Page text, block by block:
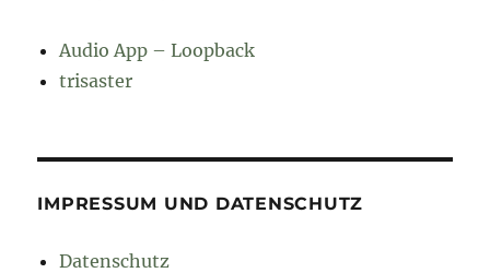
Audio App – Loopback
trisaster
IMPRESSUM UND DATENSCHUTZ
Datenschutz